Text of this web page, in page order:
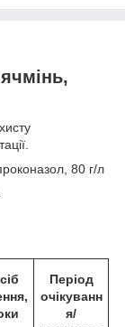
80 г/л
Період
очікуванн
я/